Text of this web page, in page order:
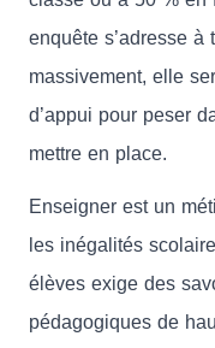
enquête s’adresse à
massivement, elle
d’appui pour peser
mettre en place.
Enseigner est un
les inégalités
élèves exige des
pédagogiques de